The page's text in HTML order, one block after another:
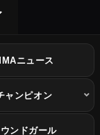
ニュース
ャンピオン
ンドガール